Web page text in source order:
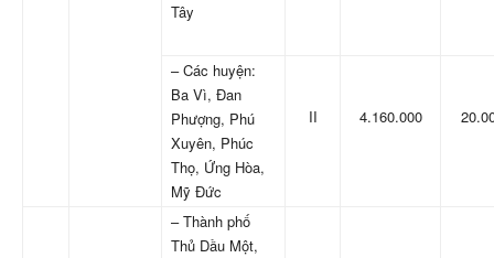
Tây
– Các huyện:
Ba Vì, Đan
Phượng, Phú
Xuyên, Phúc
Thọ, Ứng Hòa,
Mỹ Đức
II 4.160.000
– Thành phố
Thủ Dầu Một,